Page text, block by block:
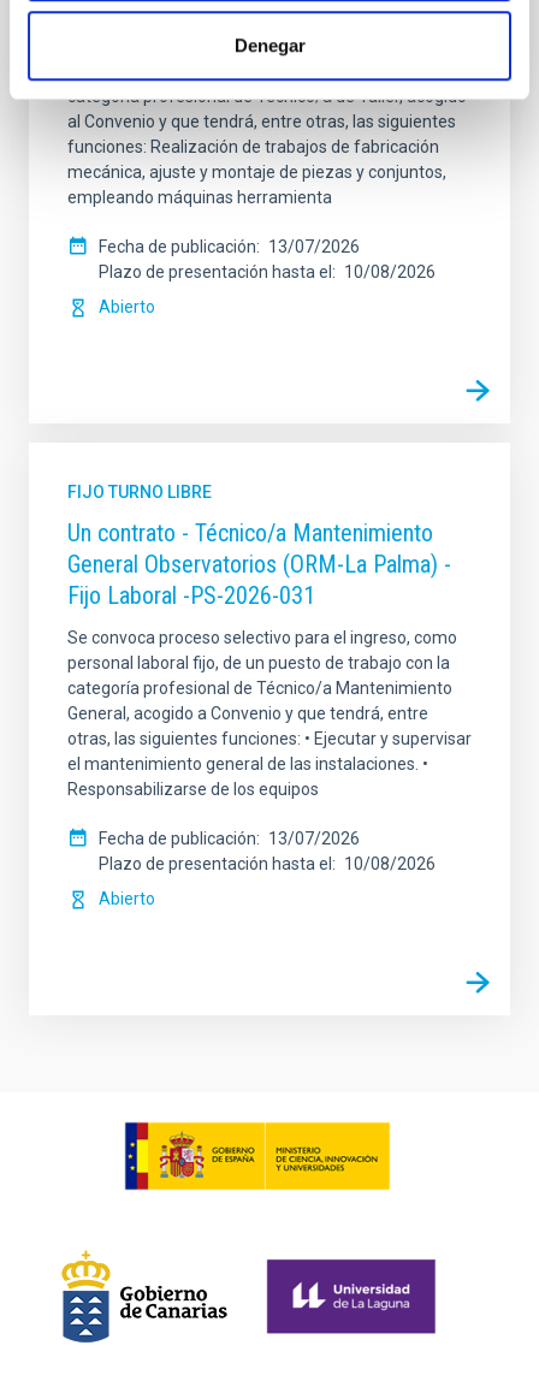
Denegar
Se convoca proceso selectivo para el ingreso, como
categoría profesional de Técnico/a de Taller, acogido
al Convenio y que tendrá, entre otras, las siguientes
funciones: Realización de trabajos de fabricación
mecánica, ajuste y montaje de piezas y conjuntos,
empleando máquinas herramienta
Fecha de publicación
13/07/2026
Plazo de presentación hasta el
10/08/2026
Abierto
FIJO TURNO LIBRE
Un contrato - Técnico/a Mantenimiento
General Observatorios (ORM-La Palma) -
Fijo Laboral -PS-2026-031
Se convoca proceso selectivo para el ingreso, como
personal laboral fijo, de un puesto de trabajo con la
categoría profesional de Técnico/a Mantenimiento
General, acogido a Convenio y que tendrá, entre
otras, las siguientes funciones: • Ejecutar y supervisar
el mantenimiento general de las instalaciones. •
Responsabilizarse de los equipos
Fecha de publicación
13/07/2026
Plazo de presentación hasta el
10/08/2026
Abierto